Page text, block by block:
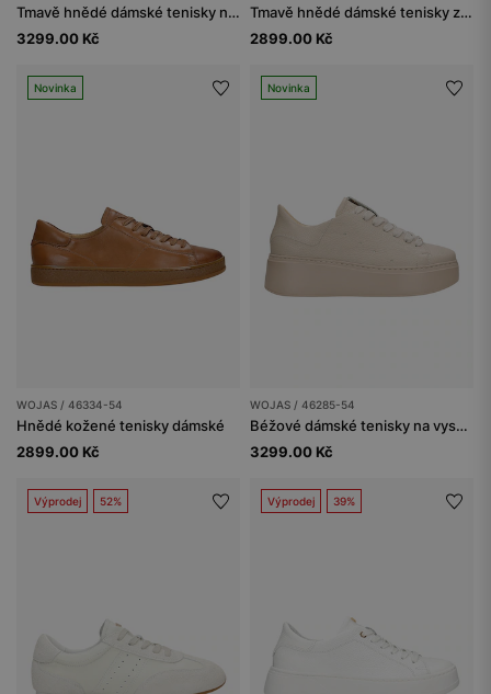
Tmavě hnědé dámské tenisky na platformě
3299.00 Kč
Tmavě hnědé dámské tenisky z lícové kůže
2899.00 Kč
Novinka
WOJAS / 46334-54
Hnědé kožené tenisky dámské
2899.00 Kč
Novinka
WOJAS / 46285-54
Béžové dámské tenisky na vysoké podrážce
3299.00 Kč
Výprodej 52% Výprodej 39%